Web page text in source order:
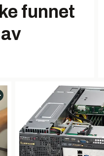
funnet